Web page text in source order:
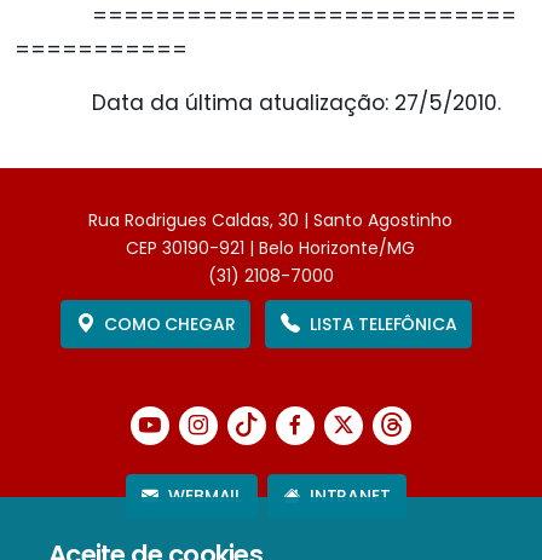
===========================
===========
Data da última atualização: 27/5/2010.
Rua Rodrigues Caldas, 30 | Santo Agostinho
CEP 30190-921 | Belo Horizonte/MG
(31) 2108-7000
COMO CHEGAR
LISTA TELEFÔNICA
WEBMAIL INTRANET